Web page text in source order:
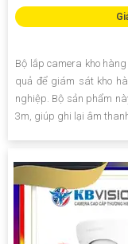
Bộ lắp camera kho
quả để giám sát kho
nghiệp. Bộ sản phẩm
3m, giúp ghi lại âm